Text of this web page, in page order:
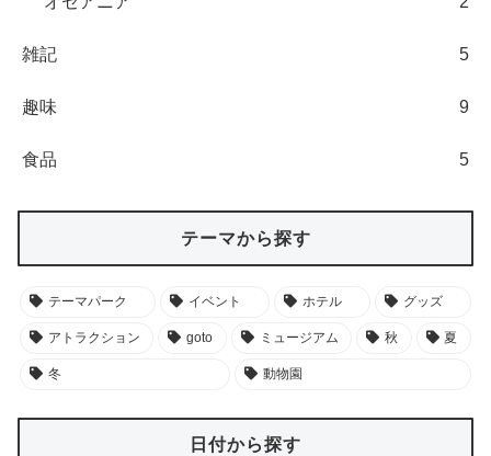
食品 5
テーマパーク
動物園
日付から探す